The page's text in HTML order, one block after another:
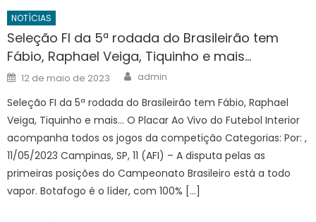
NOTÍCIAS
Seleção FI da 5ª rodada do Brasileirão tem
Fábio, Raphael Veiga, Tiquinho e mais…
Posted
on
12 de maio de 2023 Author
admin
Seleção FI da 5ª rodada do Brasileirão tem Fábio, Raphael
Veiga, Tiquinho e mais… O Placar Ao Vivo do Futebol Interior
acompanha todos os jogos da competição Categorias: Por: ,
11/05/2023 Campinas, SP, 11 (AFI) – A disputa pelas as
primeiras posições do Campeonato Brasileiro está a todo
vapor. Botafogo é o líder, com 100% […]